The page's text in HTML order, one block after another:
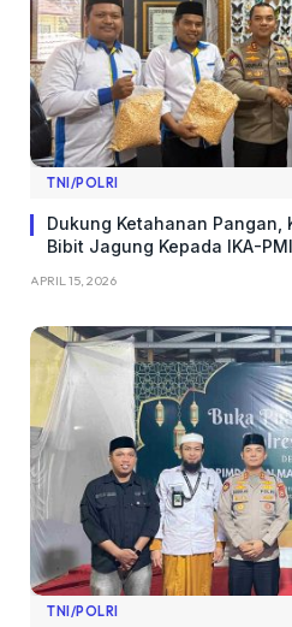
TNI/POLRI
Dukung Ketahanan Pangan,
Bibit Jagung Kepada IKA-
APRIL 15, 2026
TNI/POLRI